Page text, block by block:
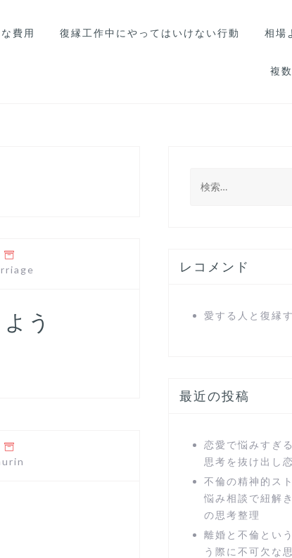
費用 復縁工作中にやってはいけない行動 相場
複
う
索
レコメンド
愛する人と復縁
最近の投稿
恋愛で悩みすぎ
思考を抜け出し
不倫の精神的ス
悩み相談で紐解
の思考整理
離婚と不倫とい
う際に不可欠な